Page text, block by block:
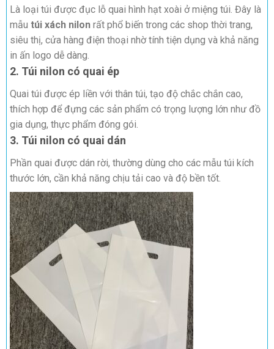
Là loại túi được đục lỗ quai hình hạt xoài ở miệng túi. Đây là
mẫu túi xách nilon rất phổ biến trong các shop thời trang,
siêu thị, cửa hàng điện thoại nhờ tính tiện dụng và khả năng
in ấn logo dễ dàng.
2. Túi nilon có quai ép
Quai túi được ép liền với thân túi, tạo độ chắc chắn cao,
thích hợp để đựng các sản phẩm có trọng lượng lớn như đồ
gia dụng, thực phẩm đóng gói.
3. Túi nilon có quai dán
Phần quai được dán rời, thường dùng cho các mẫu túi kích
thước lớn, cần khả năng chịu tải cao và độ bền tốt.